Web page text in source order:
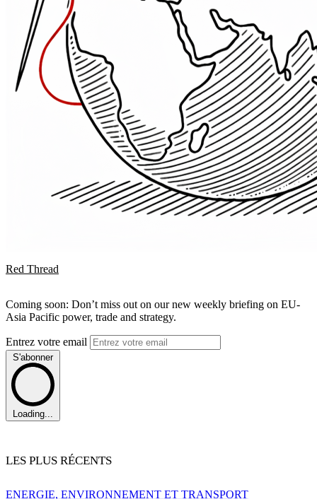
Red Thread
Coming soon: Don’t miss out on our new weekly briefing on EU-
Asia Pacific power, trade and strategy.
Entrez votre email
S'abonner
Loading...
LES PLUS RÉCENTS
ENERGIE, ENVIRONNEMENT ET TRANSPORT